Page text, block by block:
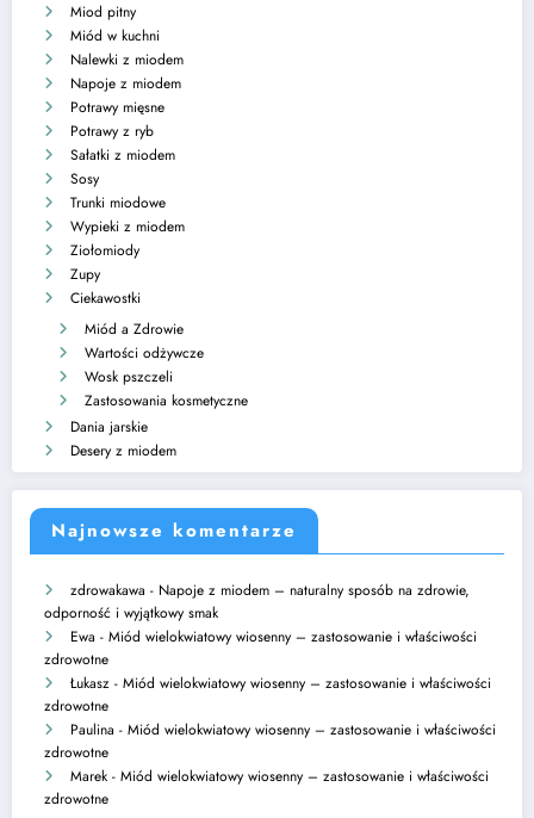
Miod pitny
Miód w kuchni
Nalewki z miodem
Napoje z miodem
Potrawy mięsne
Potrawy z ryb
Sałatki z miodem
Sosy
Trunki miodowe
Wypieki z miodem
Ziołomiody
Zupy
Ciekawostki
Miód a Zdrowie
Wartości odżywcze
Wosk pszczeli
Zastosowania kosmetyczne
Dania jarskie
Desery z miodem
Najnowsze komentarze
zdrowakawa - Napoje z miodem – naturalny sposób na zdrowie,
odporność i wyjątkowy smak
Ewa - Miód wielokwiatowy wiosenny – zastosowanie i właściwości
zdrowotne
Łukasz - Miód wielokwiatowy wiosenny – zastosowanie i właściwości
zdrowotne
Paulina - Miód wielokwiatowy wiosenny – zastosowanie i właściwości
zdrowotne
Marek - Miód wielokwiatowy wiosenny – zastosowanie i właściwości
zdrowotne